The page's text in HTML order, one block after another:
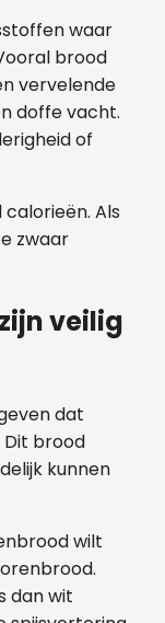
waar
brood
vervelende
doffe vacht.
of
Als
zwaar
veilig
dat
Dit brood
kunnen
wilt
dan wit